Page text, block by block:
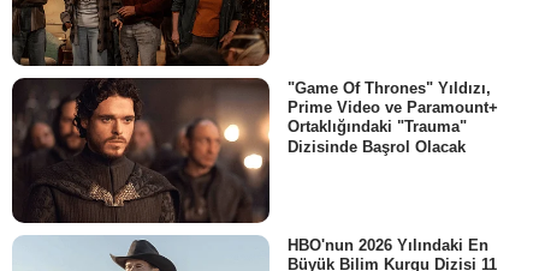
"Game Of Thrones" Yıldızı,
Prime Video ve Paramount+
Ortaklığındaki "Trauma"
Dizisinde Başrol Olacak
HBO'nun 2026 Yılındaki En
Büyük Bilim Kurgu Dizisi 11